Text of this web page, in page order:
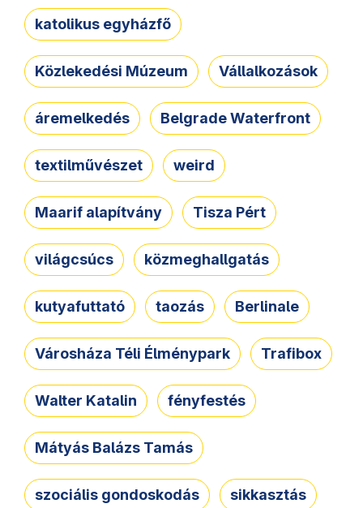
katolikus egyházfő
Közlekedési Múzeum Vállalkozások
áremelkedés Belgrade Waterfront
textilművészet weird
Maarif alapítvány Tisza Pért
világcsúcs közmeghallgatás
kutyafuttató taozás Berlinale
Városháza Téli Élménypark Trafibox
Walter Katalin fényfestés
Mátyás Balázs Tamás
szociális gondoskodás sikkasztás